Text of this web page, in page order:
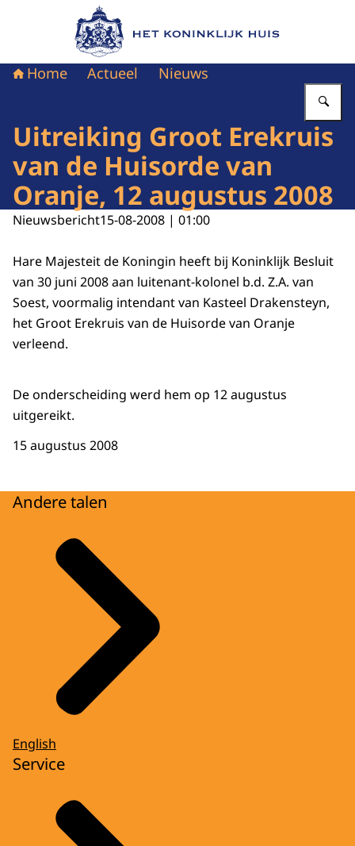
Naar de homepage van Het Koninklijk Huis
Home Actueel Nieuws
Uitreiking Groot Erekruis
van de Huisorde van
Oranje, 12 augustus 2008
Nieuwsbericht15-08-2008 | 01:00
Hare Majesteit de Koningin heeft bij Koninklijk Besluit
van 30 juni 2008 aan luitenant-kolonel b.d. Z.A. van
Soest, voormalig intendant van Kasteel Drakensteyn,
het Groot Erekruis van de Huisorde van Oranje
verleend.
De onderscheiding werd hem op 12 augustus
uitgereikt.
15 augustus 2008
Andere talen
English
Service